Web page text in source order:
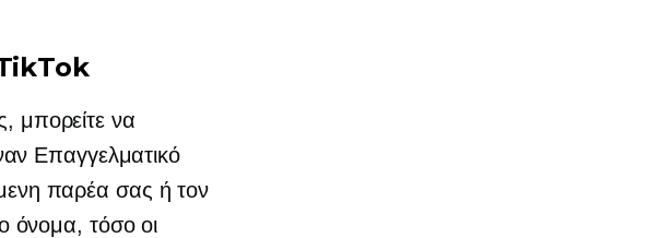
TikTok
μπορείτε να
Επαγγελματικό
παρέα σας ή τον
όνομα, τόσο οι